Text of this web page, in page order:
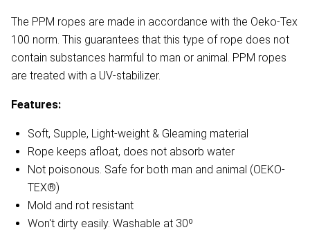
The PPM ropes are made in accordance with the Oeko-Tex
100 norm. This guarantees that this type of rope does not
contain substances harmful to man or animal. PPM ropes
are treated with a UV-stabilizer.
Features:
Soft, Supple, Light-weight & Gleaming material
Rope keeps afloat, does not absorb water
Not poisonous. Safe for both man and animal (OEKO-
TEX®)
Mold and rot resistant
Won't dirty easily. Washable at 30º